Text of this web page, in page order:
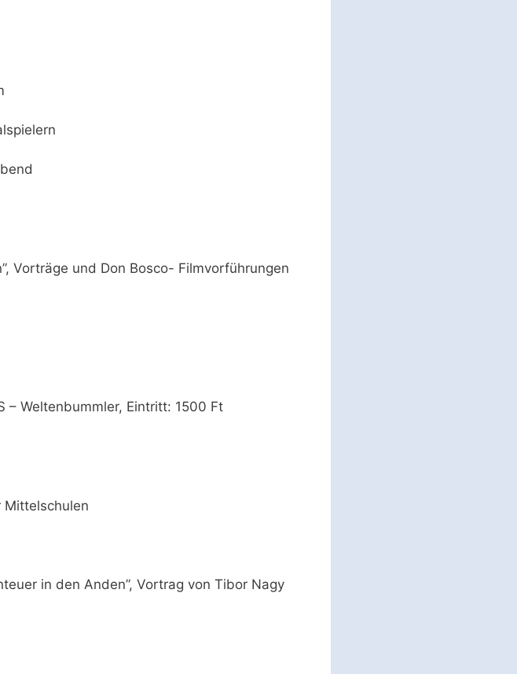
Vorträge und Don Bosco- Filmvorführungen
– Weltenbummler, Eintritt: 1500 Ft
in den Anden”, Vortrag von Tibor Nagy